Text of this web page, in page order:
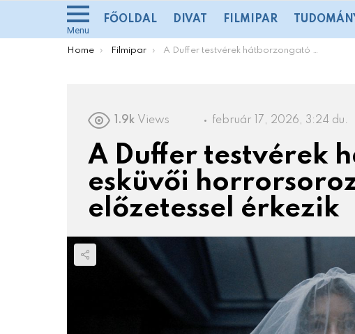
Menu
FŐOLDAL DIVAT FILMIPAR
You are here:
Home Filmipar A Duffer testvérek hátborzongató esküvői horrorsorozata első előzetessel érkezik
1.9k Views február 17, 2026, 3:24 du.
A Duffer testvérek
esküvői
előzetessel érkezik